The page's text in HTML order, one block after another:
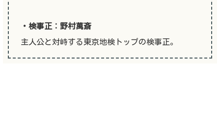
・検事正：野村萬斎
主人公と対峙する東京地検トップの検事正。